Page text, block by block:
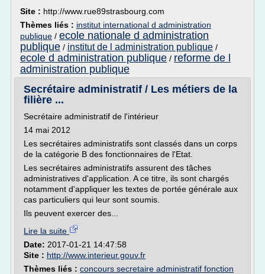
Site : http://www.rue89strasbourg.com
Thèmes liés : institut international d administration
publique / ecole nationale d administration
publique / institut de l administration publique /
ecole d administration publique / reforme de l
administration publique
Secrétaire administratif / Les métiers de la
filière ...
Secrétaire administratif de l'intérieur
14 mai 2012
Les secrétaires administratifs sont classés dans un corps
de la catégorie B des fonctionnaires de l'Etat.
Les secrétaires administratifs assurent des tâches
administratives d'application. A ce titre, ils sont chargés
notamment d'appliquer les textes de portée générale aux
cas particuliers qui leur sont soumis.
Ils peuvent exercer des...
Lire la suite
Date: 2017-01-21 14:47:58
Site : http://www.interieur.gouv.fr
Thèmes liés : concours secretaire administratif fonction